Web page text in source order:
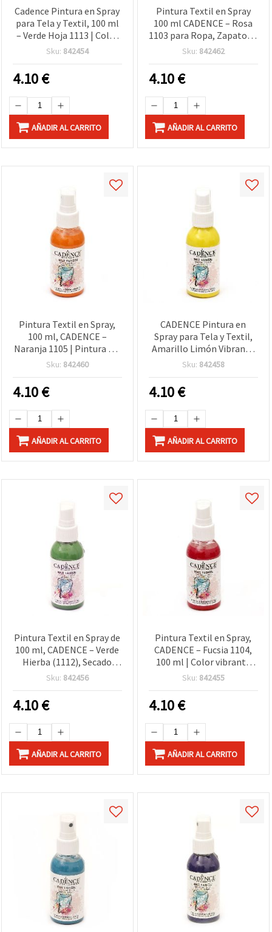
Cadence Pintura en Spray
para Tela y Textil, 100 ml
– Verde Hoja 1113 | Color
Textil Vibrante para Ropa,
Manualidades DIY
Sku: 842454
4.10€
AÑADIR AL CARRITO
Pintura Textil en Spray
100 ml CADENCE – Rosa
1103 para Ropa, Zapatos y
Manualidades DIY
Sku: 842462
4.10€
AÑADIR AL CARRITO
Pintura Textil en Spray,
100 ml, CADENCE –
Naranja 1105 | Pintura No
Tóxica para Telas,
Lienzo y Manualidades DIY
Sku: 842460
4.10€
AÑADIR AL CARRITO
CADENCE Pintura en
Spray para Tela y Textil,
Amarillo Limón Vibrante
1101, Aerosol 100 ml –
Duradero para Ropa,
Camisetas, Tapicería y
Manualidades
Sku: 842458
4.10€
AÑADIR AL CARRITO
Pintura Textil en Spray de
100 ml, CADENCE – Verde
Hierba (1112), Secado
Rápido, No Tóxica, para
Vaqueros, Lona, Tapicería)
– Acabado Vibrante
Sku: 842456
4.10€
AÑADIR AL CARRITO
Pintura Textil en Spray,
CADENCE – Fucsia 1104,
100 ml | Color vibrante
para camisetas, ropa,
de moda y proyectos
creativos
Sku: 842455
4.10€
AÑADIR AL CARRITO